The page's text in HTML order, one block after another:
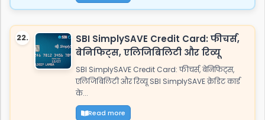
22.
SBI SimplySAVE Credit Card: फीचर्स,
बेनिफिट्स, एलिजिबिलिटी और रिव्यू
SBI SimplySAVE Credit Card: फीचर्स, बेनिफिट्स,
एलिजिबिलिटी और रिव्यू SBI SimplySAVE क्रेडिट कार्ड
के...
Read more